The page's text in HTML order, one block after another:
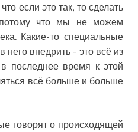
если это так, то сделать
что мы не можем
Какие-то специальные
внедрить – это всё из
последнее время к этой
всё больше и больше
говорят о происходящей